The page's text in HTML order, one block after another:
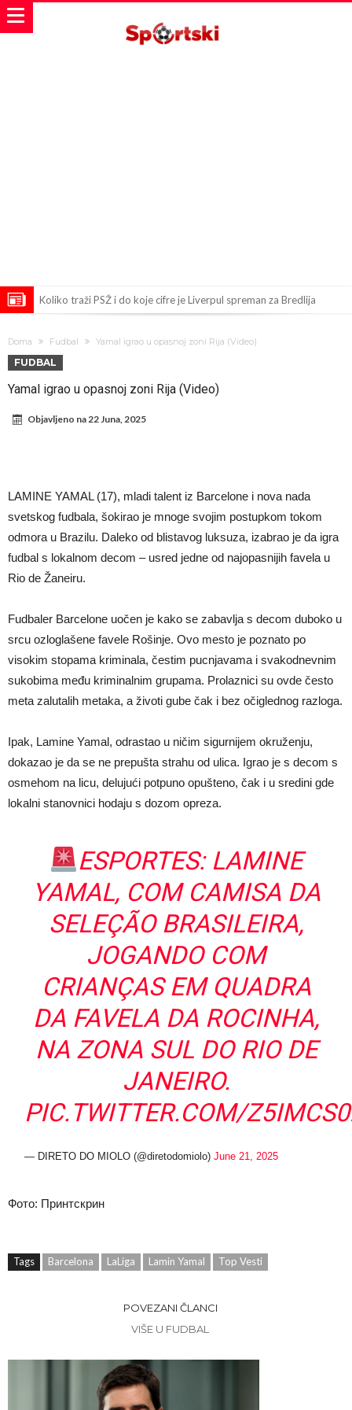
Koliko traži PSŽ i do koje cifre je Liverpul spreman za Bredlija
Direktor FIA o drami Formule 1: “Ne možemo da idemo toliko
Prva ponuda za Leaa – odbijena!
povorka, dirljiva muzika i aplauz koji izazivaju suze
GROM USMRTIO FUDBALERA: Tragičan događaj na tajlandskom
turniru! Povređeno još 12 igrača!
Kapiten slavnog kluba pretučen nasmrt pred svojim domom, cela
Doma Fudbal Yamal igrao u opasnoj zoni Rija (Video)
FUDBAL
Yamal igrao u opasnoj zoni Rija (Video)
Objavljeno na22 Juna, 2025
LAMINE YAMAL (17), mladi talent iz Barcelone i nova nada
svetskog fudbala, šokirao je mnoge svojim postupkom tokom
odmora u Brazilu. Daleko od blistavog luksuza, izabrao je da igra
fudbal s lokalnom decom – usred jedne od najopasnijih favela u
Rio de Žaneiru.
Fudbaler Barcelone uočen je kako se zabavlja s decom duboko u
srcu ozloglašene favele Rošinje. Ovo mesto je poznato po
visokim stopama kriminala, čestim pucnjavama i svakodnevnim
sukobima među kriminalnim grupama. Prolaznici su ovde često
meta zalutalih metaka, a životi gube čak i bez očiglednog razloga.
Ipak, Lamine Yamal, odrastao u ničim sigurnijem okruženju,
dokazao je da se ne prepušta strahu od ulica. Igrao je s decom s
osmehom na licu, delujući potpuno opušteno, čak i u sredini gde
lokalni stanovnici hodaju s dozom opreza.
ESPORTES: LAMINE
YAMAL, COM CAMISA DA
SELEÇÃO BRASILEIRA,
JOGANDO COM
CRIANÇAS EM QUADRA
DA FAVELA DA ROCINHA,
NA ZONA SUL DO RIO DE
JANEIRO.
PIC.TWITTER.COM/
— DIRETO DO MIOLO (@diretodomiolo)June 21, 2025
Фото: Принтскрин
Tags Barcelona LaLiga Lamin Yamal Top Vesti
POVEZANI ČLANCI
VIŠE U FUDBAL